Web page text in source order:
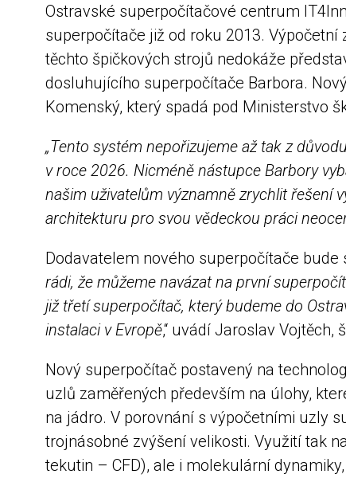
Ostravské superpočítačové centrum
superpočítače již od roku 2013.
těchto špičkových strojů nedokáže
dosluhujícího superpočítače Barbora.
Komenský, který spadá pod Ministerstvo
„Tento systém nepořizujeme až tak z
v roce 2026. Nicméně nástupce Barbory
našim uživatelům významně zrychlit řešení
architekturu pro svou vědeckou práci
Dodavatelem nového superpočítače bude
rádi, že můžeme navázat na první
již třetí superpočítač, který budeme do
instalaci v Evropě,“ uvádí Jaroslav Vojtěch,
Nový superpočítač postavený na
uzlů zaměřených především na úlohy,
na jádro. V porovnání s výpočetními uzly
trojnásobné zvýšení velikosti. Využití tak
tekutin – CFD), ale i molekulární